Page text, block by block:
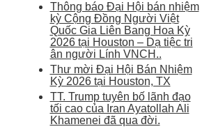
Thông báo Đại Hội bán nhiệm
kỳ Cộng Đồng Người Việt
Quốc Gia Liên Bang Hoa Kỳ
2026 tại Houston – Dạ tiệc tri
ân người Lính VNCH..
Thư mời Đại Hội Bán Nhiệm
Kỳ 2026 tại Houston, TX
TT. Trump tuyên bố lãnh đạo
tối cao của Iran Ayatollah Ali
Khamenei đã qua đời.